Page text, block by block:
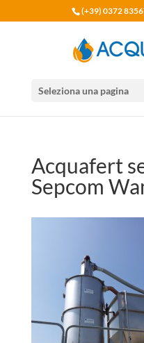
(+39) 0372
Seleziona una pagina
Acquafert
Sepcom